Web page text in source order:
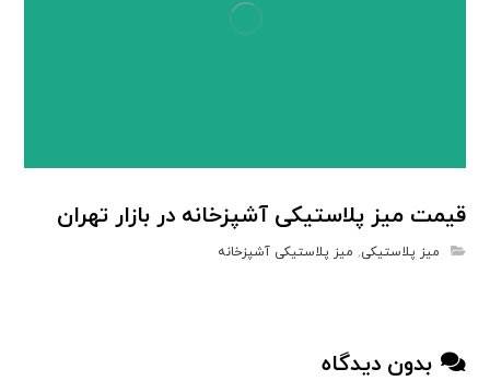
قیمت میز پلاستیکی آشپزخانه در بازار تهران
میز پلاستیکی, میز پلاستیکی آشپزخانه
بدون دیدگاه